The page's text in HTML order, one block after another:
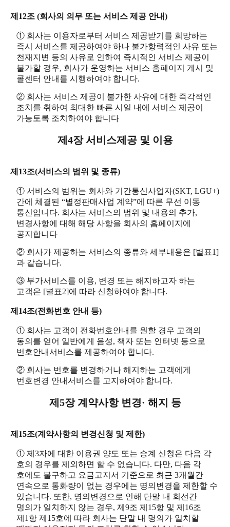
제12조 (회사의 의무 또는 서비스 제공 안내)
① 회사는 이용자로부터 서비스 제공받기를 희망하는
즉시 서비스를 제공하여야 하나 불가항력적인 사유 또는
천재지변 등의 사유로 인하여 즉시적인 서비스 제공이
불가할 경우, 회사가 운영하는 서비스 홈페이지 게시 및
콜센터 안내를 시행하여야 합니다.
② 회사는 서비스 제공이 불가한 사유에 대한 즉각적인
조치를 취하여 최대한 빠른 시일 내에 서비스 제공이
가능토록 조치하여야 합니다
제4장 서비스제공 및 이용
제13조(서비스의 범위 및 종류)
① 서비스의 범위는 회사와 기간통신사업자(SKT, LGU+)
간에 체결된 “별정판매사업 계약”에 따른 무선 이동
통신입니다. 회사는 서비스의 범위 및 내용의 추가,
변경사항에 대해 해당 사항을 회사의 홈페이지에
공지합니다
② 회사가 제공하는 서비스의 종류와 세부내용은 [별표1]
과 같습니다.
③ 부가서비스를 이용, 변경 또는 해지하고자 하는
고객은 [별표2]에 따라 신청하여야 합니다.
제14조(전화번호 안내 등)
① 회사는 고객이 전화번호안내를 원할 경우 고객의
동의를 얻어 일반에게 음성, 책자 또는 인터넷 등으로
번호안내서비스를 제공하여야 합니다.
② 회사는 번호를 변경하거나 해지하는 고객에게
번호변경 안내서비스를 고지하여야 합니다.
제5장 계약사항 변경· 해지 등
제15조(계약사항의 변경신청 및 제한)
① 제3자에 대한 이용권 양도 또는 승계 신청은 다음 각
호의 경우를 제외하면 할 수 없습니다. 다만, 다음 각
호에도 불구하고 요금고지서 기준으로 최근 3개월간
연속으로 통화량이 없는 경우에는 명의변경을 제한할 수
있습니다. 또한, 명의변경으로 인해 단말 내 회선간
명의가 일치하지 않는 경우, 제9조 제15항 및 제16조
제1항 제15호에 따라 회사는 단말 내 명의가 일치할